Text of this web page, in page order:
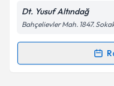
Kişisel
Metni 'ni
kapsamda
Dt. Yusuf Altındağ
Bahçelievler Mah. 1847.
Randevu